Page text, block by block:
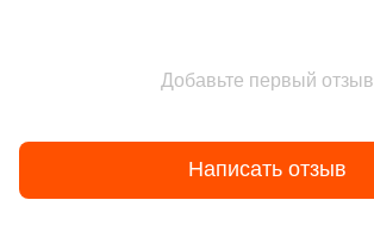
Добавьте первый отзыв
Написать отзыв